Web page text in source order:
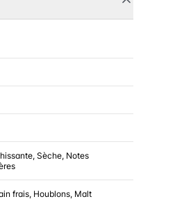
Sèche, Notes
frais, Houblons, Malt